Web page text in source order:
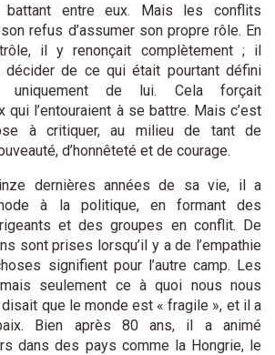
battant entre eux. Mais les conflits
refus d’assumer son propre rôle. En
il y renonçait complètement ; il
de ce qui était pourtant défini
uniquement de lui. Cela forçait
l’entouraient à se battre. Mais c’est
à critiquer, au milieu de tant de
d’honnêteté et de courage.
dernières années de sa vie, il a
à la politique, en formant des
et des groupes en conflit. De
sont prises lorsqu’il y a de l’empathie
signifient pour l’autre camp. Les
seulement ce à quoi nous nous
que le monde est « fragile », et il a
Bien après 80 ans, il a animé
dans des pays comme la Hongrie, le